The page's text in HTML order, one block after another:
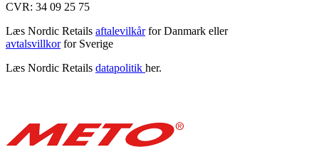
CVR: 34 09 25 75
Læs Nordic Retails aftalevilkårfor Danmark eller
avtalsvillkorfor Sverige
Læs Nordic Retails datapolitik her.